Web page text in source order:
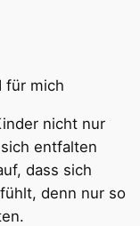
für mich
nicht nur
entfalten
dass sich
denn nur so